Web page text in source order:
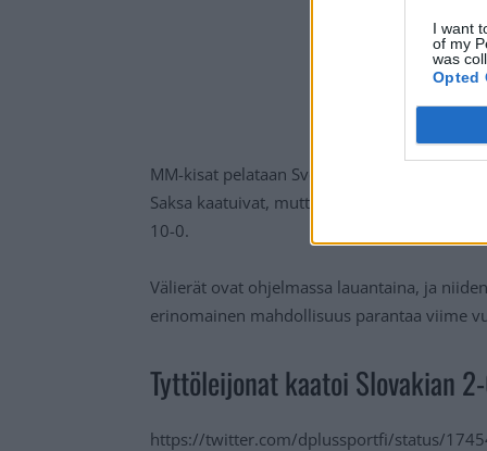
I want
of my
was
Opted
MM-kisat pelataan Sveitsin Zugissa.
Saksa kaatuivat, mutta lohkon
10-0.
Välierät ovat ohjelmassa lauantaina, ja
erinomainen mahdollisuus parantaa viime
Tyttöleijonat kaatoi Slovakian
https://twitter.com/dplussportfi/status/